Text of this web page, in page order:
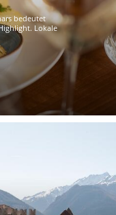
bedeutet
Lokale